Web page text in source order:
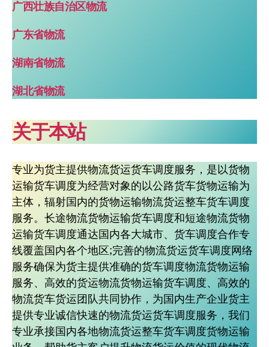
广西壮族自治区物流
广东省物流
湖南省物流
湖北省物流
关于本站
专业为货主提供物流货运货车调度服务，是以货物
运输货车调度为经营对象的以公路货车货物运输为
主体，辐射国内的货物运输物流货运整车货车调度
服务。长途物流货物运输货车调度和短途物流货物
运输货车调度通达国内各大城市、货车调度合作专
线覆盖国内各个地区;完善的物流货运货车调度网络
服务确保为货主提供准确的货车调度物流货物运输
服务、高效的货运物流货物运输货车调度、高效的
物流货车货运团队共同协作，为国内生产企业货主
提供专业诚信快速的物流货运货车调度服务，我们
专业承接国内各地物流货运整车货车调度货物运输